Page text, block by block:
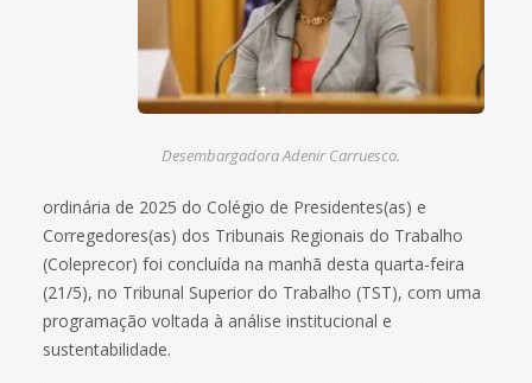
Desembargadora Adenir Carruesco.
ordinária de 2025 do Colégio de Presidentes(as) e
Corregedores(as) dos Tribunais Regionais do Trabalho
(Coleprecor) foi concluída na manhã desta quarta-feira
(21/5), no Tribunal Superior do Trabalho (TST), com uma
programação voltada à análise institucional e
sustentabilidade.